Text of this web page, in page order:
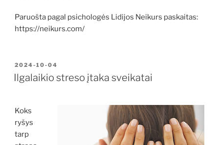
Paruošta pagal psichologės Lidijos Neikurs paskaitas:
https://neikurs.com/
PASKELBTA
2024-10-04
Ilgalaikio streso įtaka sveikatai
Koks
ryšys
tarp